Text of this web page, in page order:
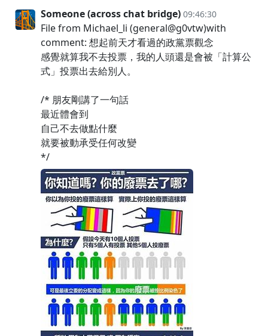
Someone (across chat bridge) 09:46:30
File from Michael_li (general@g0vtw)with
comment: 想起前天才看過的政黨票觀念
感覺就算我不去投票，我的人頭還是會被「計算公
式」投票出去給別人。
/* 朋友剛講了一句話
最近體會到
自己不去做點什麼
就要被動承受任何改變
*/